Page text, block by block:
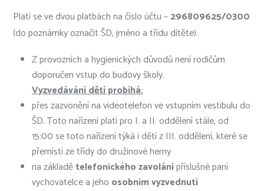
Platí se ve dvou platbách na číslo účtu –296809625/0300
(do poznámky označit ŠD, jméno a třídu dítěte).
Z provozních a hygienických důvodů není rodičům
doporučen vstup do budovy školy.
Vyzvedávánídětí probíhá:
přes zazvonění na videotelefon ve vstupním vestibulu do
ŠD. Toto nařízení platí pro I. a II. oddělení stále, od
15:00 se toto nařízení týká i dětí z III. oddělení, které se
přemístí ze třídy do družinové herny
na základětelefonického zavolánípříslušné paní
vychovatelce a jeho osobním vyzvednutí